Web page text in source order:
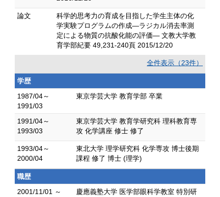
論文
科学的思考力の育成を目指した学生主体の化
学実験プログラムの作成―ラジカル消去率測
定による物質の抗酸化能の評価― 文教大学教
育学部紀要 49,231-240頁 2015/12/20
全件表示（23件）
学歴
1987/04～
1991/03
東京学芸大学 教育学部 卒業
1991/04～
1993/03
東京学芸大学 教育学研究科 理科教育専
攻 化学講座 修士 修了
1993/04～
2000/04
東北大学 理学研究科 化学専攻 博士後期
課程 修了 博士 (理学)
職歴
2001/11/01 ～
慶應義塾大学 医学部眼科学教室 特別研